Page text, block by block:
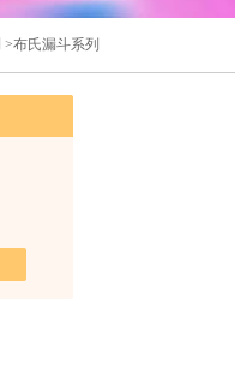
>布氏漏斗系列